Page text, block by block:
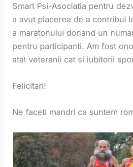
Smart Psi-Asociatia pentru
a avut placerea de a contribui
a maratonului donand un
pentru participanti. Am fost
atat veteranii cat si iubitorii
Felicitari!
Ne faceti mandri ca suntem